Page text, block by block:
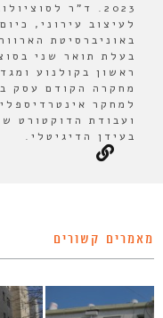
2023. ד"ר
לעיצוב עירוני,
באוניברסיטת
בעלת תואר שני
ראשון בקולנוע
מחקרה הקודם עסק
למחקר
ועבודת הדוקטורט
בעידן הדיגיטלי.
מאמרים קשורים